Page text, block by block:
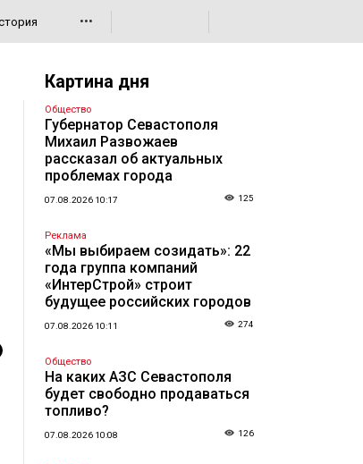
•••
Картина дня
Общество
Губернатор Севастополя
Михаил Развожаев
рассказал об актуальных
проблемах города
07.08.2026 10:17 125
Реклама
«Мы выбираем созидать»: 22
года группа компаний
«ИнтерСтрой» строит
будущее российских городов
07.08.2026 10:11 274
Общество
На каких АЗС Севастополя
будет свободно продаваться
топливо?
07.08.2026 10:08 126